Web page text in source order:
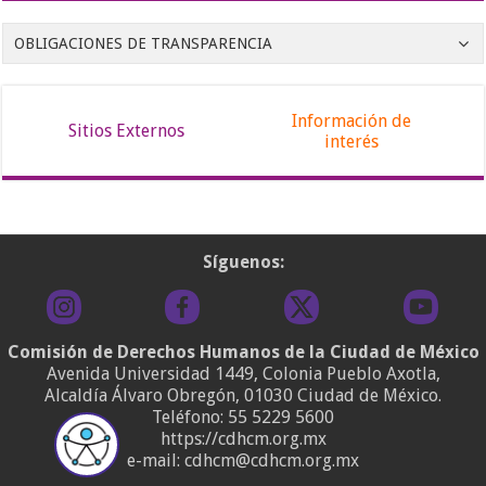
OBLIGACIONES DE TRANSPARENCIA
Sitios Externos
Información de
interés
Síguenos:
Comisión de Derechos Humanos de la Ciudad de México
Avenida Universidad 1449, Colonia Pueblo Axotla,
Alcaldía Álvaro Obregón, 01030 Ciudad de México.
Teléfono: 55 5229 5600
https://cdhcm.org.mx
e-mail: cdhcm@cdhcm.org.mx